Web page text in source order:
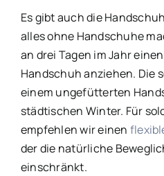
Es gibt auch die
alles ohne Handschuhe
an drei Tagen im Jahr
Handschuh anziehen. Die
einem ungefütterten
städtischen Winter. Für
empfehlen wir einen
der die natürliche
einschränkt.